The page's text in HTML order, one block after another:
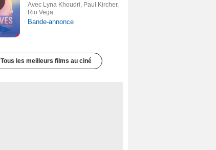
Avec Lyna Khoudri, Paul Kircher,
Rio Vega
Bande-annonce
Tous les meilleurs films au ciné